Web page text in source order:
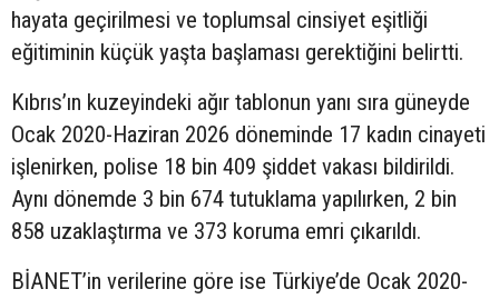
hayata geçirilmesi ve toplumsal cinsiyet eşitliği
eğitiminin küçük yaşta başlaması gerektiğini belirtti.
Kıbrıs’ın kuzeyindeki ağır tablonun yanı sıra güneyde
Ocak 2020-Haziran 2026 döneminde 17 kadın cinayeti
işlenirken, polise 18 bin 409 şiddet vakası bildirildi.
Aynı dönemde 3 bin 674 tutuklama yapılırken, 2 bin
858 uzaklaştırma ve 373 koruma emri çıkarıldı.
BİANET’in verilerine göre ise Türkiye’de Ocak 2020-